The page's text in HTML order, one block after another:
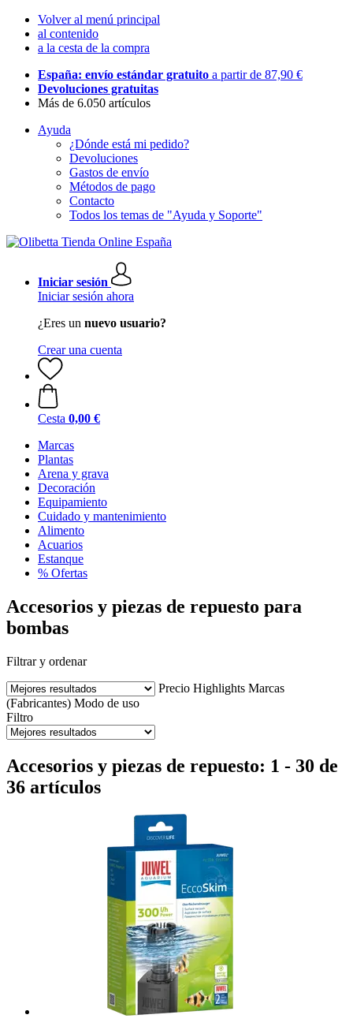
Volver al menú principal
al contenido
a la cesta de la compra
España: envío estándar gratuito a partir de 87,90 €
Devoluciones gratuitas
Más de 6.050 artículos
Ayuda
¿Dónde está mi pedido?
Devoluciones
Gastos de envío
Métodos de pago
Contacto
Todos los temas de "Ayuda y Soporte"
Iniciar sesión
Iniciar sesión ahora
¿Eres un nuevo usuario?
Crear una cuenta
Cesta 0,00 €
Marcas
Plantas
Arena y grava
Decoración
Equipamiento
Cuidado y mantenimiento
Alimento
Acuarios
Estanque
% Ofertas
Accesorios y piezas de repuesto para
bombas
Filtrar y ordenar
Precio Highlights Marcas
(Fabricantes) Modo de uso
Filtro
Accesorios y piezas de repuesto: 1 - 30 de
36 artículos